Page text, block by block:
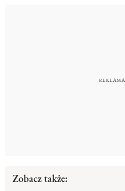
Zobacz także: